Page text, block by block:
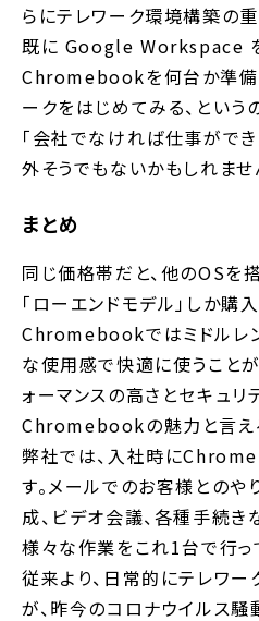
らにテレワーク環境構築の
既に Google Workspace
Chromebookを何台か準備
ークをはじめてみる、という
「会社でなければ仕事ができ
外そうでもないかもしれませ
まとめ
同じ価格帯だと、他のOSを
「ローエンドモデル」しか購
Chromebookではミドルレ
な使用感で快適に使うことが
ォーマンスの高さとセキュ
Chromebookの魅力と言える
弊社では、入社時に
す。メールでのお客様との
成、ビデオ会議、各種手続き
様々な作業をこれ1台で行っ
従来より、日常的にテレワ
が、昨今のコロナウイルス